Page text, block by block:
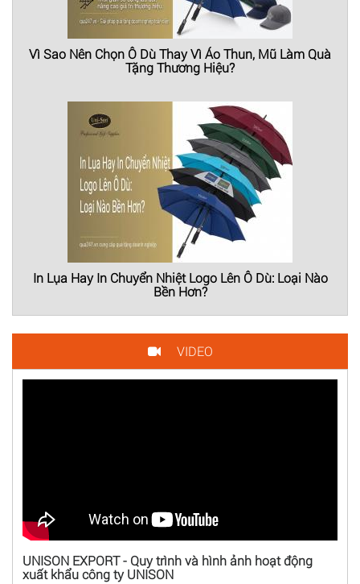
Vì Sao Nên Chọn Ô Dù Thay Vì Áo Thun, Mũ Làm Quà
Tặng Thương Hiệu?
In Lụa Hay In Chuyển Nhiệt Logo Lên Ô Dù: Loại Nào
Bền Hơn?
VIDEO
UNISON EXPORT - Quy trình và hình ảnh hoạt động
xuất khẩu công ty UNISON